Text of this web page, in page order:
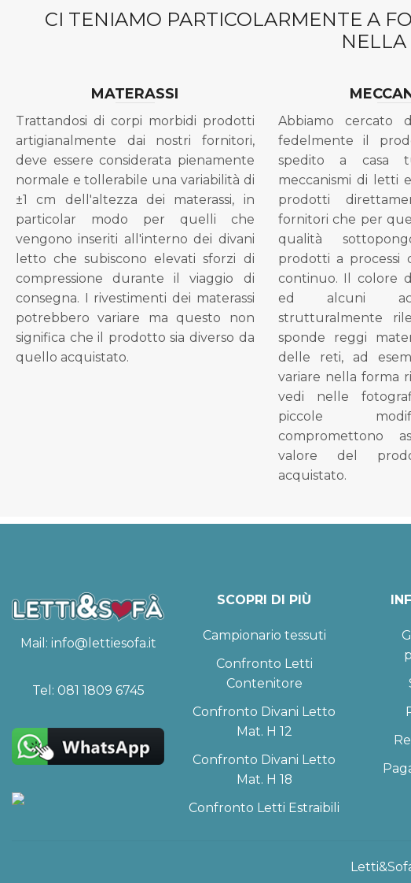
CI TENIAMO PARTICOLARMENTE A
NELLA
MATERASSI
Trattandosi di corpi morbidi prodotti
artigianalmente dai nostri fornitori,
deve essere considerata pienamente
normale e tollerabile una variabilità di
±1 cm dell'altezza dei materassi, in
particolar modo per quelli che
vengono inseriti all'interno dei divani
letto che subiscono elevati sforzi di
compressione durante il viaggio di
consegna. I rivestimenti dei materassi
potrebbero variare ma questo non
significa che il prodotto sia diverso da
quello acquistato.
Abbiamo cercato
fedelmente il
spedito a casa
meccanismi di letti
prodotti
fornitori che per
qualità
prodotti a processi
continuo. Il colore
ed alcuni
strutturalmente
sponde reggi
delle reti, ad
variare nella forma
vedi nelle
piccole
compromettono
valore del
acquistato.
Mail: info@lettiesofa.it
Tel: 081 1809 6745
SCOPRI DI PIÙ
Campionario tessuti
Confronto Letti
Contenitore
Confronto Divani Letto
Mat. H 12
Confronto Divani Letto
Mat. H 18
Confronto Letti Estraibili